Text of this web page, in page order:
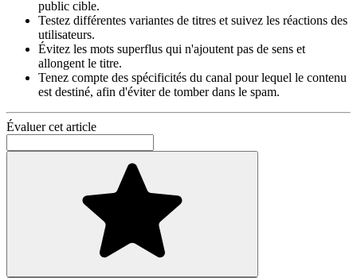
public cible.
Testez différentes variantes de titres et suivez les réactions des
utilisateurs.
Évitez les mots superflus qui n'ajoutent pas de sens et
allongent le titre.
Tenez compte des spécificités du canal pour lequel le contenu
est destiné, afin d'éviter de tomber dans le spam.
Évaluer cet article